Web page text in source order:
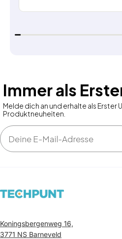
Immer als
Melde dich an und erhalte als
Produktneuheiten.
Email
Koningsbergenweg 16,
3771 NS Barneveld